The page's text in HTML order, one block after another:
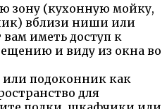
зону (кухонную мойку,
вблизи ниши или
вам иметь доступ к
и виду из окна во
подоконник как
для